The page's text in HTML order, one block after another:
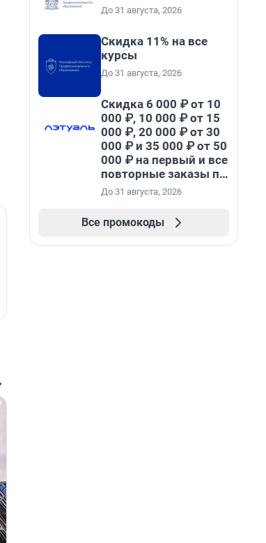
До 31 августа, 2026
Скидка 11% на все
курсы
До 31 августа, 2026
Скидка 6 000 ₽ от 10
000 ₽, 10 000 ₽ от 15
000 ₽, 20 000 ₽ от 30
000 ₽ и 35 000 ₽ от 50
000 ₽ на первый и все
повторные заказы по
промокоду НАБЕРИ
До 31 августа, 2026
Все промокоды